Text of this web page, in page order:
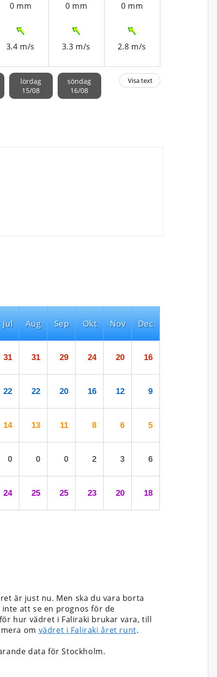
0 mm
3.4 m/s
0 mm
3.3 m/s
0 mm
2.8 m/s
lördag
15/08
söndag
16/08
Visa text
Jul
31
22
14
0
24
Aug
31
22
13
0
25
Sep
29
20
11
0
25
Okt
24
16
8
2
23
Nov
20
12
6
3
20
Dec
16
9
5
6
18
är just nu. Men ska du vara borta
att se en prognos för de
hur vädret i Faliraki brukar vara, till
om vädret i Faliraki året runt.
data för Stockholm.